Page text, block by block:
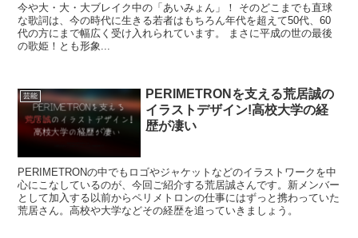
今や大・大・大ブレイク中の「あいみょん」！ そのどこまでも直球
な歌詞は、今の時代に生きる若者はもちろん年代を超えて50代、60
代の方にまで幅広く受け入れられています。 まさに平成の世の最後
の歌姫！とも形象...
芸能
PERIMETRONを支える荒居誠の
イラストデザイン!高校大学の経
歴が凄い
PERIMETRONの中でもロゴやジャケットなどのイラストワークを中
心にこなしているのが、今回ご紹介する荒居誠さんです。新メンバー
として加入する以前からペリメトロンの仕事にはずっと携わっていた
荒居さん。高校や大学などその経歴を追っていきましょう。